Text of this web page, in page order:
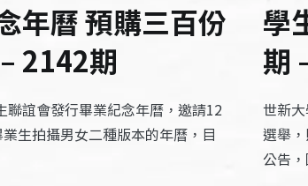
年曆 預購三百份
2142期
聯誼會發行畢業紀念年曆，邀請12
生拍攝男女二種版本的年曆，目
學
期
世新
選舉
公告